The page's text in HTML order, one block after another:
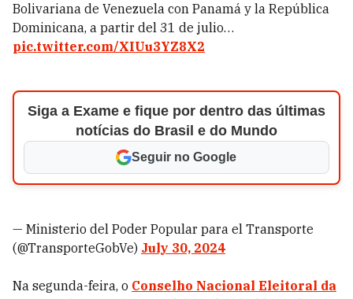
Bolivariana de Venezuela con Panamá y la República
Dominicana, a partir del 31 de julio…
pic.twitter.com/XIUu3YZ8X2
Siga a Exame e fique por dentro das últimas
notícias do Brasil e do Mundo
Seguir no Google
— Ministerio del Poder Popular para el Transporte
(@TransporteGobVe) July 30, 2024
Na segunda-feira, o Conselho Nacional Eleitoral da